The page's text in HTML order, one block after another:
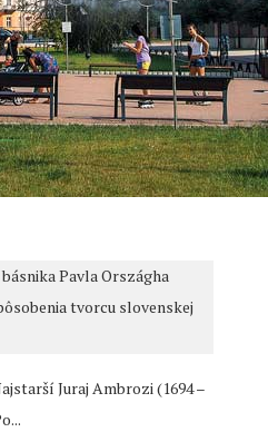
Pavla Országha
tvorcu slovenskej
Juraj Ambrozi (1694 –